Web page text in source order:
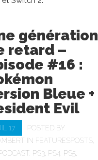
génération
retard –
#16 :
Bleue +
Evil
17
POSTED BY
IN FEATURESPOSTS
PS3 PS4 PS5